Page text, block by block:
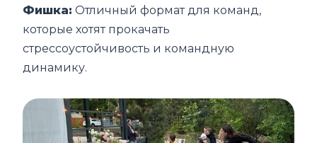
Фишка: Отличный формат для команд,
которые хотят прокачать
стрессоустойчивость и командную
динамику.